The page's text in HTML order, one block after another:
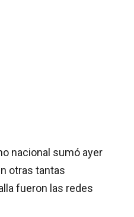
nacional sumó ayer
otras tantas
fueron las redes